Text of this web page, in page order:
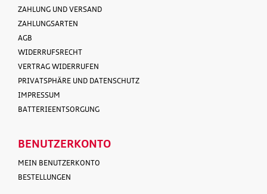
ZAHLUNG UND VERSAND
ZAHLUNGSARTEN
AGB
WIDERRUFSRECHT
VERTRAG WIDERRUFEN
PRIVATSPHÄRE UND DATENSCHUTZ
IMPRESSUM
BATTERIEENTSORGUNG
BENUTZERKONTO
MEIN BENUTZERKONTO
BESTELLUNGEN